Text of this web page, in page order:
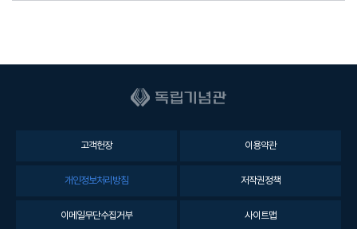
고객헌장 이용약관
개인정보처리방침 저작권정책
이메일무단수집거부 사이트맵